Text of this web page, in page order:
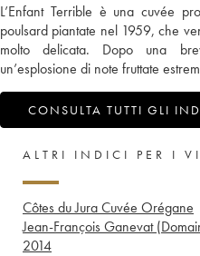
L’Enfant Terrible è una cuvée
poulsard piantate nel 1959, che
molto delicata. Dopo una
un’esplosione di note fruttate
CONSULTA TUTTI GLI
ALTRI INDICI PER I
Côtes du Jura Cuvée Orégane
Jean-François Ganevat
2014